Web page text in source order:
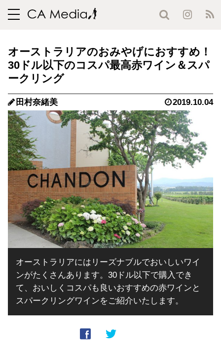
toggle
オーストラリアのおみやげにおすすめ！
30ドル以下のコスパ最高赤ワイン＆スパ
ークリング
田村奈緒美 2019.10.04
オーストラリアにはリーズナブルでおいしいワイ
ンがたくさんあります。30ドル以下で購入でき
て、おいしくコスパも良いおすすめの赤ワインと
スパークリングワインをご紹介いたします。